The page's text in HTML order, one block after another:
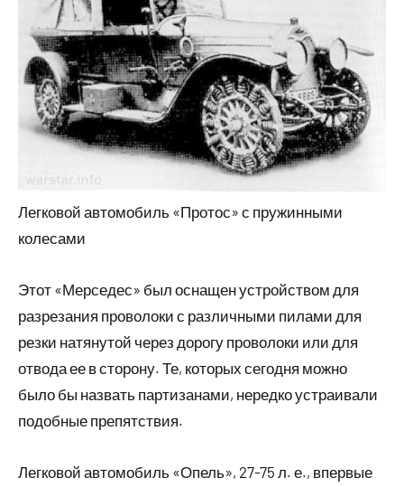
Легковой автомобиль «Протос» с пружинными
колесами
Этот «Мерседес» был оснащен устройством для
разрезания проволоки с различными пилами для
резки натянутой через дорогу проволоки или для
отвода ее в сторону. Те, которых сегодня можно
было бы назвать партизанами, нередко устраивали
подобные препятствия.
Легковой автомобиль «Опель», 27-75 л. е., впервые